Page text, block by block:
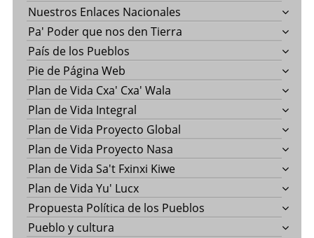
Nuestros Enlaces Nacionales
Pa' Poder que nos den Tierra
País de los Pueblos
Pie de Página Web
Plan de Vida Cxa' Cxa' Wala
Plan de Vida Integral
Plan de Vida Proyecto Global
Plan de Vida Proyecto Nasa
Plan de Vida Sa't Fxinxi Kiwe
Plan de Vida Yu' Lucx
Propuesta Política de los Pueblos
Pueblo y cultura